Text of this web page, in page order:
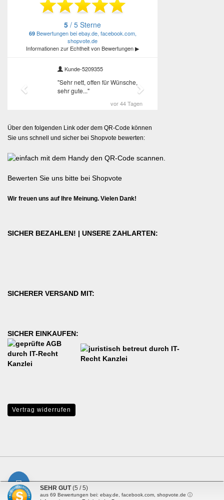
Über den folgenden Link oder dem QR-Code können
Sie uns schnell und sicher bei Shopvote bewerten:
Bewerten Sie uns bitte bei Shopvote
Wir freuen uns auf Ihre Meinung. Vielen Dank!
SICHER BEZAHLEN! | UNSERE ZAHLARTEN:
SICHERER VERSAND MIT:
SICHER EINKAUFEN:
Vertrag widerrufen
Shopping Cart Solutionby Gambio.com © 2017 - 2026
SEHR GUT (5 / 5)
aus 69 Bewertungen bei: ebay.de, facebook.com, shopvote.de ⓘ